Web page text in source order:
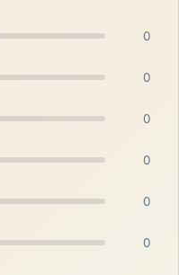
0
0
0
0
0
0